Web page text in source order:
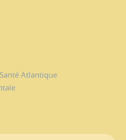
Atlantique